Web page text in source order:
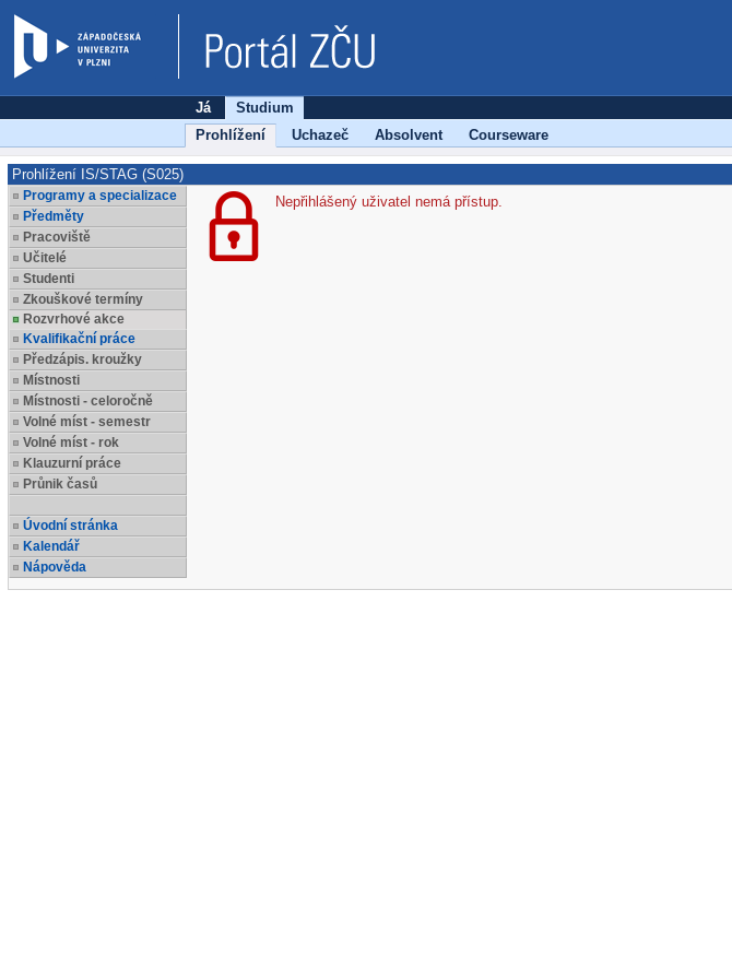
Já
Studium
Prohlížení
Uchazeč Absolvent Courseware
Prohlížení IS/STAG (S025)
Programy a specializace
Předměty
Pracoviště
Učitelé
Studenti
Zkouškové termíny
Rozvrhové akce
Kvalifikační práce
Předzápis. kroužky
Místnosti
Místnosti - celoročně
Volné míst - semestr
Volné míst - rok
Klauzurní práce
Průnik časů
Úvodní stránka
Kalendář
Nápověda
Nepřihlášený uživatel nemá přístup.